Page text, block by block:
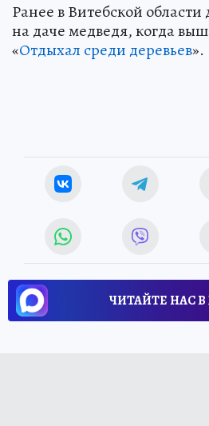
Ранее в Витебской области
на даче медведя, когда
«Отдыхал среди деревьев».
ЧИТАЙТЕ НАС